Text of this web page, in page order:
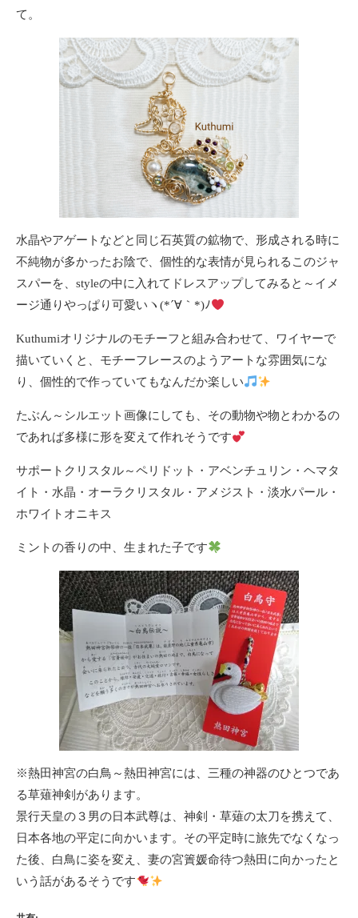
て。
水晶やアゲートなどと同じ石英質の鉱物で、形成される時に
不純物が多かったお陰で、個性的な表情が見られるこのジャ
スパーを、styleの中に入れてドレスアップしてみると～イメ
ージ通りやっぱり可愛いヽ(*´∀｀*)ﾉ
Kuthumiオリジナルのモチーフと組み合わせて、ワイヤーで
描いていくと、モチーフレースのようアートな雰囲気にな
り、個性的で作っていてもなんだか楽しい
たぶん～シルエット画像にしても、その動物や物とわかるの
であれば多様に形を変えて作れそうです
サポートクリスタル～ペリドット・アベンチュリン・ヘマタ
イト・水晶・オーラクリスタル・アメジスト・淡水パール・
ホワイトオニキス
ミントの香りの中、生まれた子です
※熱田神宮の白鳥～熱田神宮には、三種の神器のひとつであ
る草薙神剣があります。
景行天皇の３男の日本武尊は、神剣・草薙の太刀を携えて、
日本各地の平定に向かいます。その平定時に旅先でなくなっ
た後、白鳥に姿を変え、妻の宮簀媛命待つ熱田に向かったと
いう話があるそうです